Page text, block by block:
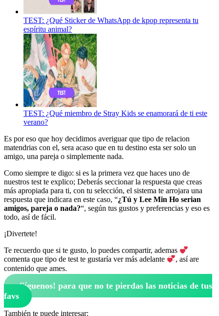
TEST: ¿Qué Sticker de WhatsApp de kpop representa tu
espíritu animal?
TEST: ¿Qué miembro de Stray Kids se enamorará de ti este
verano?
Es por eso que hoy decidimos averiguar que tipo de relacion
matendrias con el, sera acaso que en tu destino esta ser solo un
amigo, una pareja o simplemente nada.
Como siempre te digo: si es la primera vez que haces uno de
nuestros test te explico; Deberás seccionar la respuesta que creas
más apropiada para ti, con tu selección, el sistema te arrojara una
respuesta que indicara en este caso, “¿Tú y Lee Min Ho serian
amigos, pareja o nada?“, según tus gustos y preferencias y eso es
todo, así de fácil.
¡Divertete!
Te recuerdo que si te gusto, lo puedes compartir, ademas
comenta que tipo de test te gustaría ver más adelante
, así are
contenido que ames.
¡Síguenos! para que no te pierdas las noticias de tus
favs
También te puede interesar: